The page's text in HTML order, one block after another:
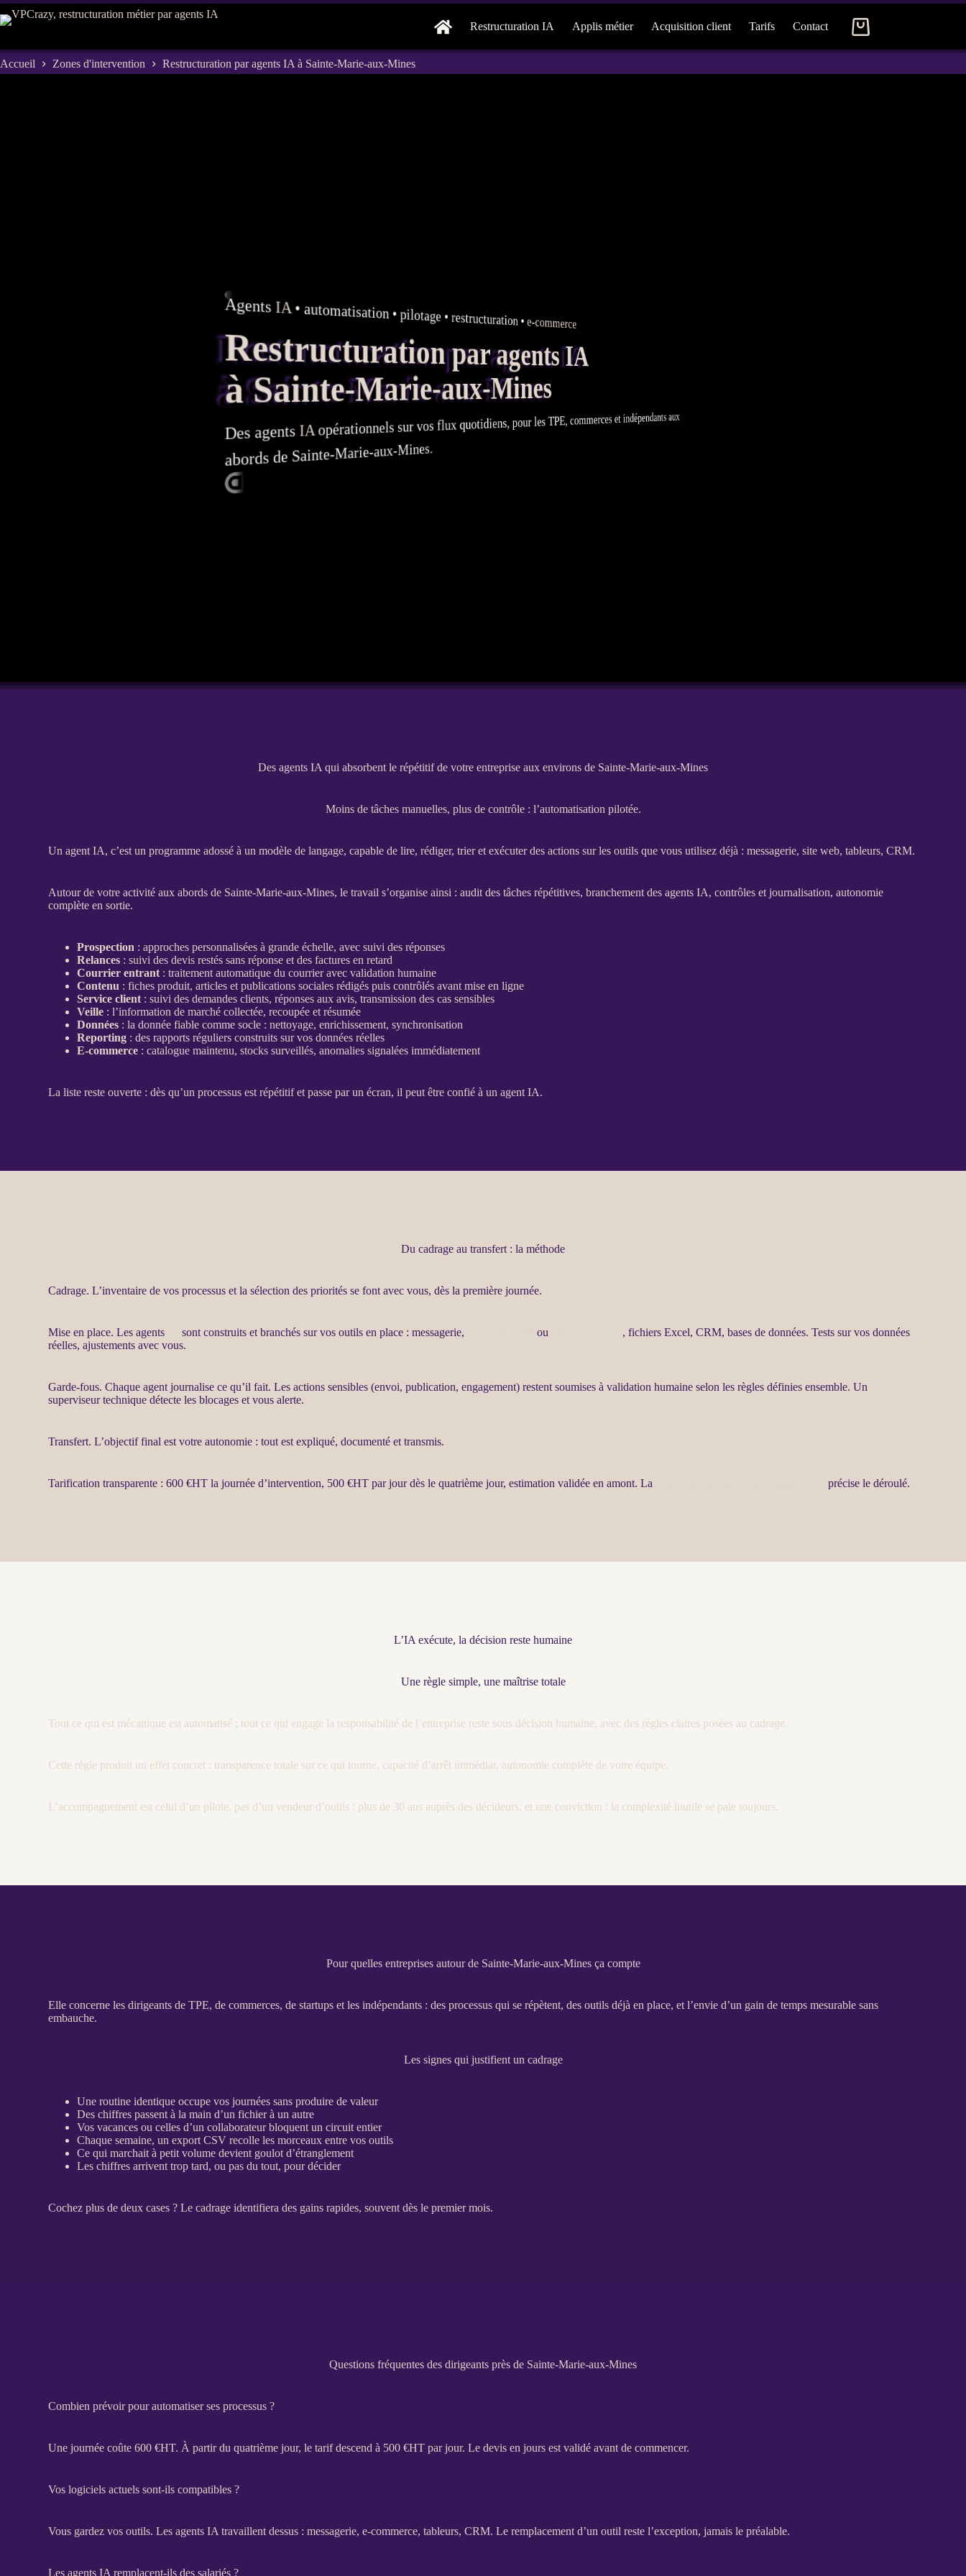
Passer
au
Restructuration IA Applis métier Acquisition client Tarifs Contact
Panier
Accueil
Zones d'intervention Restructuration par agents IA à Sainte-Marie-aux-Mines
Agents IA•automatisation• pilotage •restructuration •e-commerce
Restructuration par agents IA
à Sainte-Marie-aux-Mines
Desagents IA opérationnelssur vosfluxquotidiens, pour lesTPE, commerces et indépendants aux
abords de Sainte-Marie-aux-Mines.
Des agents IA qui absorbent le répétitif de votre entreprise aux environs de Sainte-Marie-aux-Mines
Moins de tâches manuelles, plus de contrôle : l’automatisation pilotée.
Unagent IA, c’est un programme adossé à un modèle de langage, capable de lire, rédiger, trier et exécuter des actions sur les outils que vous utilisez déjà : messagerie,site web, tableurs,CRM.
Autour de votre activité aux abords de Sainte-Marie-aux-Mines, le travail s’organise ainsi : audit des tâches répétitives, branchement desagents IA, contrôles etjournalisation, autonomie
complète en sortie.
Prospection : approches personnalisées à grande échelle, avec suivi des réponses
Relances : suivi desdevis restés sans réponse et des factures en retard
Courrier entrant : traitement automatique du courrier avec validation humaine
Contenu :fiches produit, articles et publications sociales rédigés puis contrôlés avant mise en ligne
Service client : suivi des demandes clients, réponses aux avis, transmission des cas sensibles
Veille : l’information de marché collectée, recoupée et résumée
Données : ladonnée fiable comme socle : nettoyage, enrichissement, synchronisation
Reporting : des rapports réguliers construits sur vosdonnées réelles
E-commerce :catalogue maintenu, stocks surveillés,anomalies signalées immédiatement
La liste reste ouverte : dès qu’unprocessus est répétitif et passe par un écran, il peut être confié à unagent IA.
Du cadrage au transfert : la méthode
Cadrage. L’inventaire de vosprocessus et la sélection des priorités se font avec vous, dès la première journée.
Mise en place. Lesagents sont construits et branchés sur vos outils en place : messagerie, ou , fichiers Excel,CRM,bases de données. Tests sur vosdonnées
réelles,ajustements avec vous.
Garde-fous. Chaqueagent journalise ce qu’il fait. Les actions sensibles (envoi, publication, engagement) restent soumises à validation humaine selon les règles définies ensemble. Un
superviseur technique détecte les blocages et vousalerte.
Transfert. L’objectif final est votre autonomie : tout est expliqué, documenté et transmis.
Tarification transparente : 600 €HT la journée d’intervention, 500 €HT par jour dès le quatrième jour, estimation validée en amont. La précise le déroulé.
L’IA exécute, la décision reste humaine
Une règle simple, une maîtrise totale
Tout ce qui est mécanique est automatisé ; tout ce qui engage la responsabilité de l’entreprise reste sous décision humaine, avec des règles claires posées au cadrage.
Cette règle produit un effet concret : transparence totale sur ce qui tourne, capacité d’arrêt immédiat, autonomie complète de votre équipe.
L’accompagnement est celui d’un pilote, pas d’un vendeur d’outils : plus de 30 ans auprès des décideurs, et une conviction : la complexité inutile se paie toujours.
Pour quelles entreprises autour de Sainte-Marie-aux-Mines ça compte
Elle concerne les dirigeants deTPE, de commerces, de startups et les indépendants : desprocessus qui se répètent, des outils déjà en place, et l’envie d’un gain de temps mesurable sans
embauche.
Les signes qui justifient un cadrage
Une routine identique occupe vos journées sans produire de valeur
Des chiffres passent à la main d’un fichier à un autre
Vos vacances ou celles d’un collaborateur bloquent un circuit entier
Chaque semaine, unexport CSV recolle les morceaux entre vos outils
Ce qui marchait à petit volume devient goulot d’étranglement
Les chiffres arrivent trop tard, ou pas du tout, pour décider
Cochez plus de deux cases ? Lecadrage identifiera des gains rapides, souvent dès le premier mois.
Questions fréquentes des dirigeants près de Sainte-Marie-aux-Mines
Combien prévoir pour automatiser ses processus ?
Une journée coûte 600 €HT. À partir du quatrième jour, le tarif descend à 500 €HT par jour. Ledevis en jours est validé avant de commencer.
Vos logiciels actuels sont-ils compatibles ?
Vous gardez vos outils. Lesagents IA travaillent dessus : messagerie,e-commerce, tableurs,CRM. Le remplacement d’un outil reste l’exception, jamais le préalable.
Les agents IA remplacent-ils des salariés ?